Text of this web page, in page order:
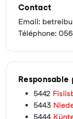
Contact
Email:
Téléphone:
Responsable
5442
5443
5444